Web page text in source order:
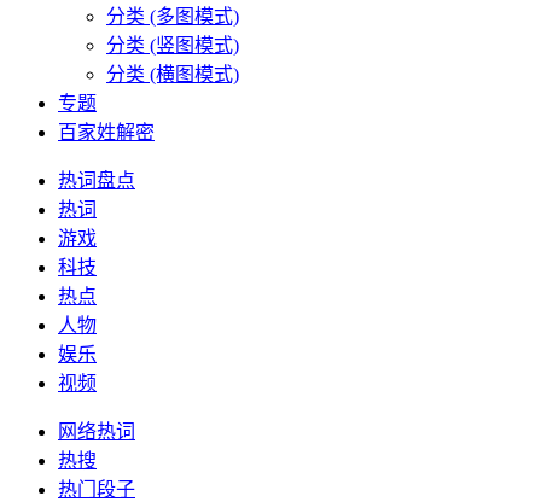
分类 (多图模式)
分类 (竖图模式)
分类 (横图模式)
专题
百家姓解密
热词盘点
热词
游戏
科技
热点
人物
娱乐
视频
网络热词
热搜
热门段子